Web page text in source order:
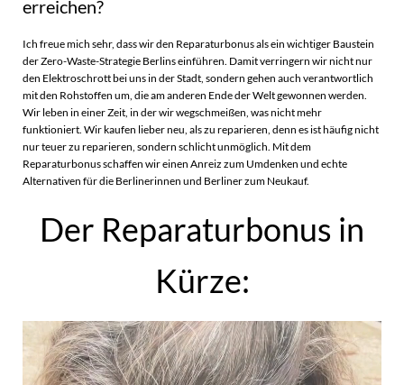
erreichen?
Ich freue mich sehr, dass wir den Reparaturbonus als ein wichtiger Baustein
der Zero-Waste-Strategie Berlins einführen. Damit verringern wir nicht nur
den Elektroschrott bei uns in der Stadt, sondern gehen auch verantwortlich
mit den Rohstoffen um, die am anderen Ende der Welt gewonnen werden.
Wir leben in einer Zeit, in der wir wegschmeißen, was nicht mehr
funktioniert. Wir kaufen lieber neu, als zu reparieren, denn es ist häufig nicht
nur teuer zu reparieren, sondern schlicht unmöglich. Mit dem
Reparaturbonus schaffen wir einen Anreiz zum Umdenken und echte
Alternativen für die Berlinerinnen und Berliner zum Neukauf.
Der Reparaturbonus in
Kürze: